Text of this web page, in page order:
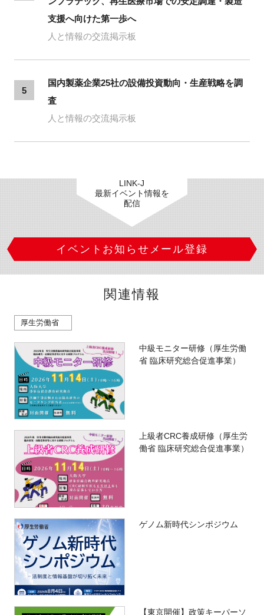
支援へ向けた第一歩へ
人と情報の交流掲示板
5
国内製薬企業25社の設備投資動向・生産戦略を調
査
人と情報の交流掲示板
LINK-J
最新イベント情報を
配信
イベントお知らせメール登録
関連情報
厚生労働省
中級モニター研修（厚生労働
省 臨床研究総合促進事業）
上級者CRC養成研修（厚生労
働省 臨床研究総合促進事業）
ゲノム新時代シンポジウム
【東京開催】政策キーパーソ